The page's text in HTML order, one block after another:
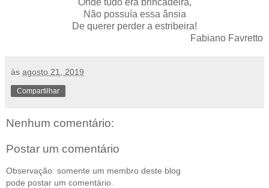
Não possuía essa ânsia
De querer perder a estribeira!
Fabiano Favretto
às agosto 21, 2019
Compartilhar
Nenhum comentário:
Postar um comentário
Observação: somente um membro deste blog
pode postar um comentário.